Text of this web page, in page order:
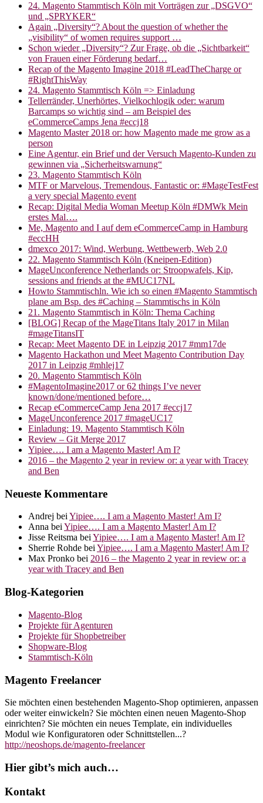
24. Magento Stammtisch Köln mit Vorträgen zur „DSGVO“
und „SPRYKER“
Again „Diversity“? About the question of whether the
„visibility“ of women requires support …
Schon wieder „Diversity“? Zur Frage, ob die „Sichtbarkeit“
von Frauen einer Förderung bedarf…
Recap of the Magento Imagine 2018 #LeadTheCharge or
#RightThisWay
24. Magento Stammtisch Köln => Einladung
Tellerränder, Unerhörtes, Vielkochlogik oder: warum
Barcamps so wichtig sind – am Beispiel des
eCommerceCamps Jena #eccj18
Magento Master 2018 or: how Magento made me grow as a
person
Eine Agentur, ein Brief und der Versuch Magento-Kunden zu
gewinnen via „Sicherheitswarnung“
23. Magento Stammtisch Köln
MTF or Marvelous, Tremendous, Fantastic or: #MageTestFest
a very special Magento event
Recap: Digital Media Woman Meetup Köln #DMWk Mein
erstes Mal….
Me, Magento and I auf dem eCommerceCamp in Hamburg
#eccHH
dmexco 2017: Wind, Werbung, Wettbewerb, Web 2.0
22. Magento Stammtisch Köln (Kneipen-Edition)
MageUnconference Netherlands or: Stroopwafels, Kip,
sessions and friends at the #MUC17NL
Howto Stammtischln. Wie ich so einen #Magento Stammtisch
plane am Bsp. des #Caching – Stammtischs in Köln
21. Magento Stammtisch in Köln: Thema Caching
[BLOG] Recap of the MageTitans Italy 2017 in Milan
#mageTitansIT
Recap: Meet Magento DE in Leipzig 2017 #mm17de
Magento Hackathon und Meet Magento Contribution Day
2017 in Leipzig #mhlej17
20. Magento Stammtisch Köln
#MagentoImagine2017 or 62 things I’ve never
known/done/mentioned before…
Recap eCommerceCamp Jena 2017 #eccj17
MageUnconference 2017 #mageUC17
Einladung: 19. Magento Stammtisch Köln
Review – Git Merge 2017
Yipiee…. I am a Magento Master! Am I?
2016 – the Magento 2 year in review or: a year with Tracey
and Ben
Neueste Kommentare
Andrej beiYipiee…. I am a Magento Master! Am I?
Anna beiYipiee…. I am a Magento Master! Am I?
Jisse Reitsma beiYipiee…. I am a Magento Master! Am I?
Sherrie Rohde beiYipiee…. I am a Magento Master! Am I?
Max Pronko bei 2016 – the Magento 2 year in review or: a
year with Tracey and Ben
Blog-Kategorien
Magento-Blog
Projekte für Agenturen
Projekte für Shopbetreiber
Shopware-Blog
Stammtisch-Köln
Magento Freelancer
Sie möchten einen bestehenden Magento-Shop optimieren, anpassen
oder weiter einwickeln? Sie möchten einen neuen Magento-Shop
einrichten? Sie möchten ein neues Template, ein individuelles
Modul wie Konfiguratoren oder Schnittstellen...?
http://neoshops.de/magento-freelancer
Hier gibt’s mich auch…
Kontakt